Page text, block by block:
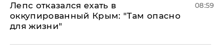
Лепс отказался ехать в
оккупированный Крым: "Там опасно
для жизни"
08:59